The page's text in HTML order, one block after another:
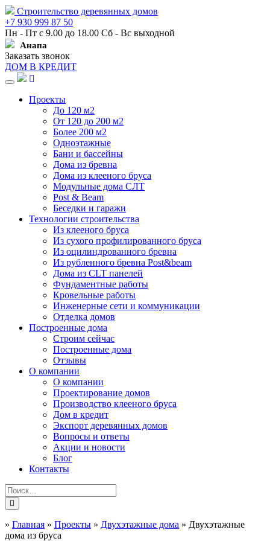
Строительство деревянных домов
+7 930 999 87 50
Пн - Пт с 9.00 до 18.00 Сб - Вс выходной
Анапа
Заказать звонок
ДОМ В КРЕДИТ
Навигация
Проекты
До 120 м2
От 120 до 200 м2
Более 200 м2
Одноэтажные
Бани и бассейны
Дома из бревна
Дома из клееного бруса
Модульные дома СЛТ
Post & Beam
Беседки и гаражи
Технологии строительства
Из клееного бруса
Из сухого профилированного бруса
Из оцилиндрованного бревна
Из рубленного бревна Post&beam
Дома из CLT панелей
Фундаментные работы
Кровельные работы
Инженерные сети и коммуникации
Отделка домов
Построенные дома
Строим сейчас
Построенные дома
Отзывы
О компании
О компании
Проектирование домов
Производство клееного бруса
Дом в кредит
Экспорт деревянных домов
Вопросы и ответы
Акции и новости
Блог
Контакты
» Главная » Проекты » Двухэтажные дома » Двухэтажные
дома из бруса